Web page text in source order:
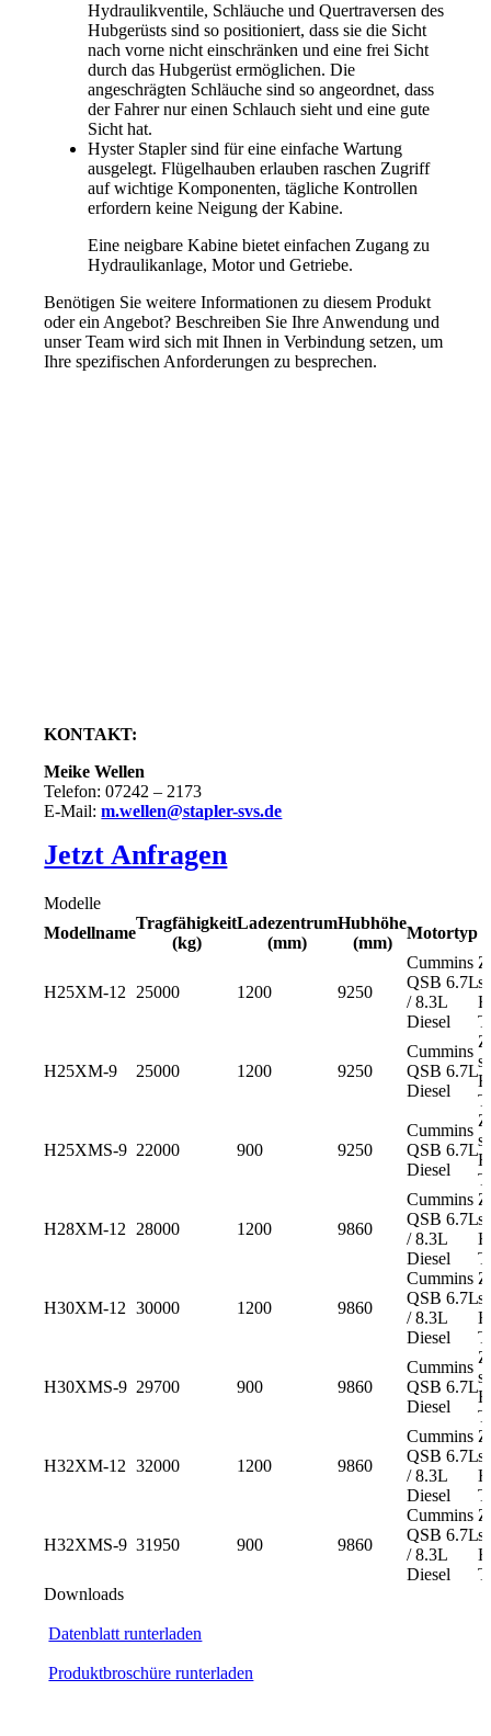
Hydraulikventile, Schläuche und Quertraversen des
Hubgerüsts sind so positioniert, dass sie die Sicht
nach vorne nicht einschränken und eine frei Sicht
durch das Hubgerüst ermöglichen. Die
angeschrägten Schläuche sind so angeordnet, dass
der Fahrer nur einen Schlauch sieht und eine gute
Sicht hat.
Hyster Stapler sind für eine einfache Wartung
ausgelegt. Flügelhauben erlauben raschen Zugriff
auf wichtige Komponenten, tägliche Kontrollen
erfordern keine Neigung der Kabine.
Eine neigbare Kabine bietet einfachen Zugang zu
Hydraulikanlage, Motor und Getriebe.
Benötigen Sie weitere Informationen zu diesem Produkt
oder ein Angebot? Beschreiben Sie Ihre Anwendung und
unser Team wird sich mit Ihnen in Verbindung setzen, um
Ihre spezifischen Anforderungen zu besprechen.
KONTAKT:
Meike Wellen
Telefon: 07242 – 2173
E-Mail:m.wellen@stapler-svs.de
Jetzt Anfragen
Modelle
Modellname
Tragfähigkeit
(kg)
Ladezentrum
(mm)
Hubhöhe
(mm)
Motortyp
H25XM-12 25000 1200 9250
Cummins
QSB 6.7L
/ 8.3L
Diesel
H25XM-9 25000 1200 9250
Cummins
QSB 6.7L
Diesel
H25XMS-9 22000 900 9250
Cummins
QSB 6.7L
Diesel
H28XM-12 28000 1200 9860
Cummins
QSB 6.7L
/ 8.3L
Diesel
H30XM-12 30000 1200 9860
Cummins
QSB 6.7L
/ 8.3L
Diesel
H30XMS-9 29700 900 9860
Cummins
QSB 6.7L
Diesel
H32XM-12 32000 1200 9860
Cummins
QSB 6.7L
/ 8.3L
Diesel
H32XMS-9 31950 900 9860
Cummins
QSB 6.7L
/ 8.3L
Diesel
Downloads
Datenblatt runterladen
Produktbroschüre runterladen